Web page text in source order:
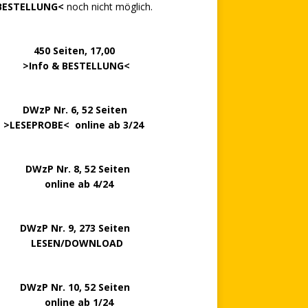
noch nicht möglich.
Seiten, 17,00
Info & BESTELLUNG<
DWzP Nr. 6, 52 Seiten
>LESEPROBE< online ab 3/24
Nr. 8, 52 Seiten
ab 4/24
Nr. 9, 273 Seiten
LESEN/DOWNLOAD
Nr. 10, 52 Seiten
ab 1/24